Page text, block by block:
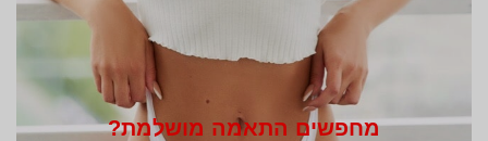
מחפשים התאמה מושלמת?